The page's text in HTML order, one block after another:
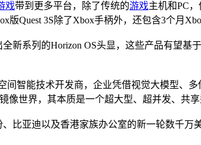
戏带到更多平台，除了传统的游戏主机和PC
Quest 3S除了Xbox手柄外，还包含3个月
系列的Horizon OS头显，这些产品有望基
智能技术开发商，企业凭借视觉大模型、
像世界，其本质是一个超大型、超并发、共享
亚迪以及香港家族办公室的新一轮数千万